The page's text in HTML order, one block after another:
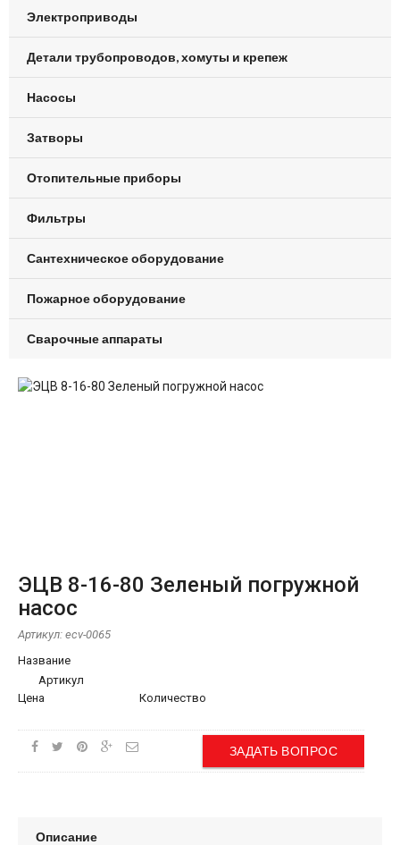
Электроприводы
Детали трубопроводов, хомуты и крепеж
Насосы
Затворы
Отопительные приборы
Фильтры
Сантехническое оборудование
Пожарное оборудование
Сварочные аппараты
ЭЦВ 8-16-80 Зеленый погружной
насос
Артикул: ecv-0065
Название
Артикул
Цена
Количество
ЗАДАТЬ ВОПРОС
Описание